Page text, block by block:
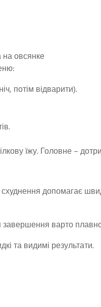
потім відварити).
їжу. Головне –
допомагає
варто
та видимі результати.